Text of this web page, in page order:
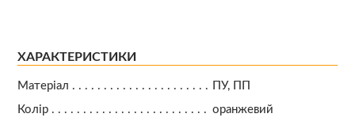
ХАРАКТЕРИСТИКИ
Матеріал
ПУ, ПП
Колір
оранжевий